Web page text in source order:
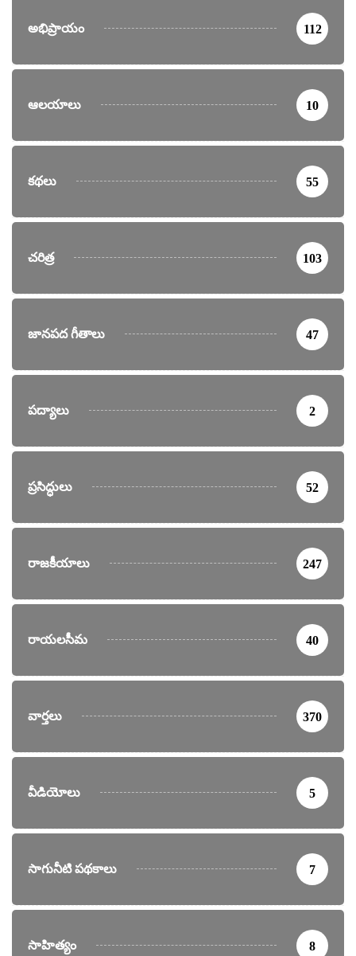
అభిప్రాయం 112
ఆలయాలు 10
కథలు 55
చరిత్ర 103
జానపద గీతాలు 47
పద్యాలు 2
ప్రసిద్ధులు 52
రాజకీయాలు 247
రాయలసీమ 40
వార్తలు 370
వీడియోలు 5
సాగునీటి పథకాలు 7
సాహిత్యం 8